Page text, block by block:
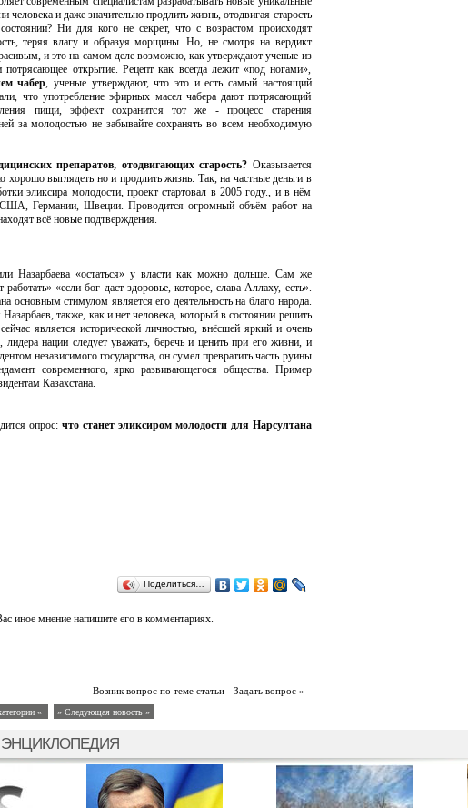
и даже значительно продлить жизнь, отодвигая старость
Ни для кого не секрет, что с возрастом происходят
теряя влагу и образуя морщины. Но, не смотря на вердикт
и это на самом деле возможно, как утверждают ученые из
открытие. Рецепт как всегда лежит «под ногами»,
чабер, ученые утверждают, что это и есть самый настоящий
что употребление эфирных масел чабера дают потрясающий
пищи, эффект сохранится тот же - процесс старения
за молодостью не забывайте сохранять во всем необходимую
препаратов, отодвигающих старость? Оказывается
выглядеть но и продлить жизнь. Так, на частные деньги в
эликсира молодости, проект стартовал в 2005 году., и в нём
Германии, Швеции. Проводится огромный объём работ на
всё новые подтверждения.
Назарбаева «остаться» у власти как можно дольше. Сам же
«если бог даст здоровье, которое, слава Аллаху, есть».
основным стимулом является его деятельность на благо народа.
также, как и нет человека, который в состоянии решить
является исторической личностью, внёсшей яркий и очень
нации следует уважать, беречь и ценить при его жизни, и
независимого государства, он сумел превратить часть руины
современного, ярко развивающегося общества. Пример
Казахстана.
опрос:что станет эликсиром молодости для Нарсултана
Поделиться…
иное мнение напишите его в комментариях.
Возник вопрос по теме статьи - Задать вопрос »
« » Следующая новость »
ЭНЦИКЛОПЕДИЯ